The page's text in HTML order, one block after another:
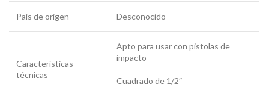
País de origen Desconocido
Características
técnicas
Apto para usar con pistolas de
impacto
Cuadrado de 1/2″